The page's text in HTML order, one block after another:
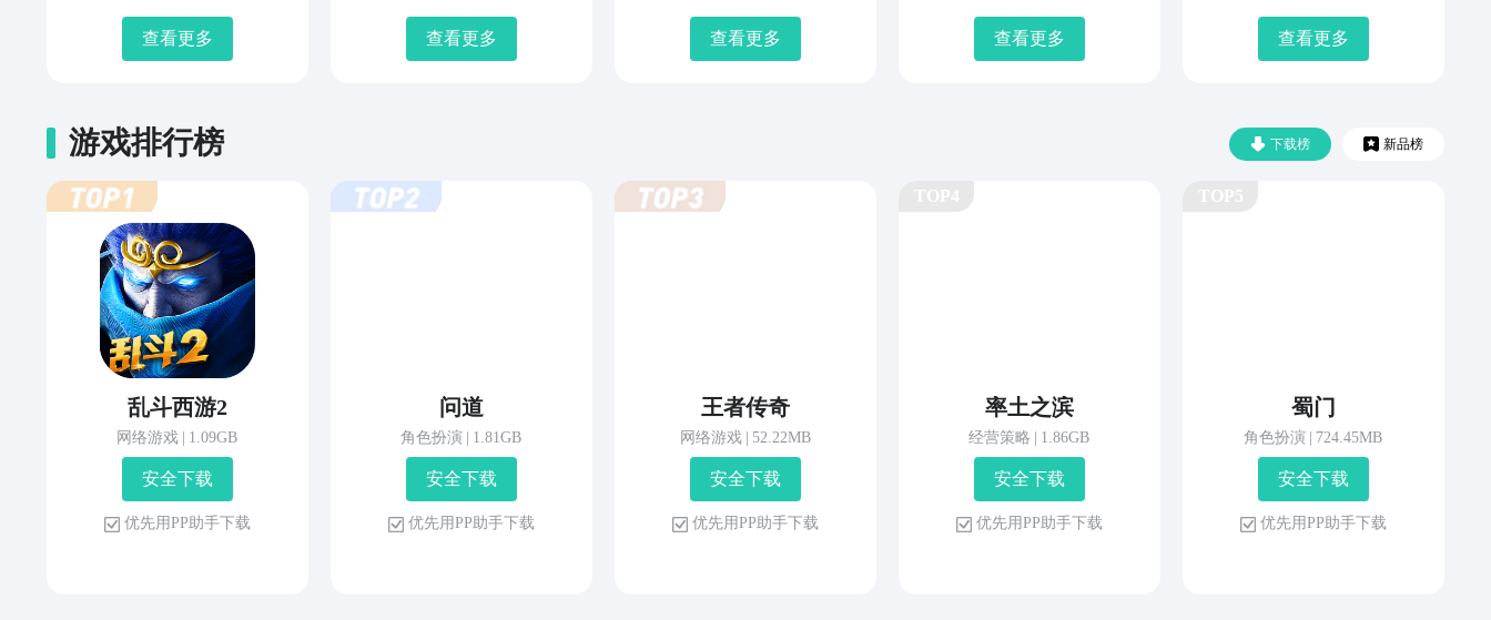
查看更多 查看更多 查看更多 查看更多 查看更多
下载榜 新品榜
游戏排行榜
乱斗西游2
网络游戏 1.09GB
安 全 下 载
优 先 用 P P 助 手 下 载
问道
角色扮演 1.81GB
安 全 下 载
优 先 用 P P 助 手 下 载
王者传奇
网络游戏 52.22MB
安 全 下 载
优 先 用 P P 助 手 下 载
率土之滨
经营策略 1.86GB
安 全 下 载
优 先 用 P P 助 手 下 载
蜀门
角色扮演 724.45MB
安 全 下 载
优 先 用 P P 助 手 下 载